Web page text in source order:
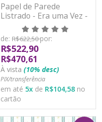
Papel de Parede
Listrado - Era uma Vez -
89808 - Vinílico
de: R$622,50por:
R$522,90
R$470,61
À vista (10% desc)
PIX/transferência
em até 5x de R$104,58 no
cartão